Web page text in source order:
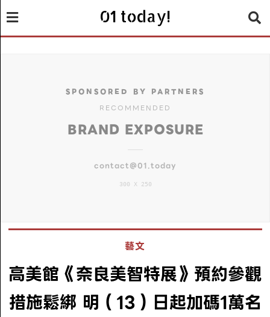
01 today!
SPONSORED BY PARTNERS
RECOMMENDED
BRAND EXPOSURE
contact@01.today
300 X 250
藝文
高美館《奈良美智特展》預約參觀
措施鬆綁 明（13）日起加碼1萬名